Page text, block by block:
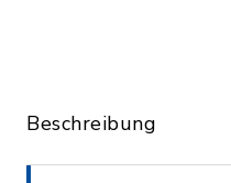
Beschreibung